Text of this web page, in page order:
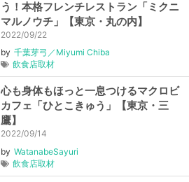
う！本格フレンチレストラン「ミクニ
マルノウチ」【東京・丸の内】
2022/09/22
by 千葉芽弓／Miyumi Chiba
飲食店取材
心も身体もほっと一息つけるマクロビ
カフェ「ひとこきゅう」【東京・三
鷹】
2022/09/14
by WatanabeSayuri
飲食店取材